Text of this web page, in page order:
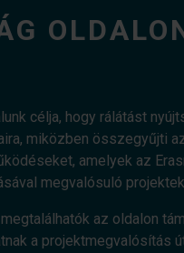
célja, hogy rálátást
miközben összegyűjti
amelyek az
megvalósuló
az oldalon
a projektmegvalósítás